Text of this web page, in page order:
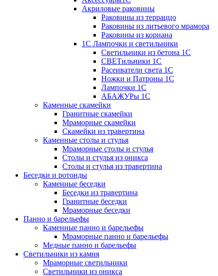
Акриловые раковины
Раковины из терраццо
Раковины из литьевого мрамора
Раковины из кориана
1С Лампочки и светильники
Светильники из бетона 1С
СВЕТильники 1С
Расеиватели света 1С
Ножки и Патроны 1С
Лампочки 1С
АБАЖУРы 1С
Каменные скамейки
Гранитные скамейки
Мраморные скамейки
Скамейки из травертина
Каменные столы и стулья
Мраморные столы и стулья
Столы и стулья из оникса
Столы и стулья из травертина
Беседки и ротонды
Каменные беседки
Беседки из травертина
Гранитные беседки
Мраморные беседки
Панно и барельефы
Каменные панно и барельефы
Мраморные панно и барельефы
Медные панно и барельефы
Светильники из камня
Мраморные светильники
Светильники из оникса